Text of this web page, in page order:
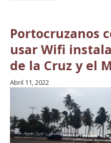
Portocruzanos
usar Wifi
de la Cruz y el
Abril 11, 2022